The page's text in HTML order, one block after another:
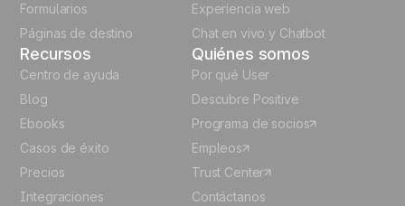
Formularios
Páginas de destino
Experiencia web
Chat en vivo y Chatbot
Recursos
Centro de ayuda
Blog
Ebooks
Casos de éxito
Precios
Integraciones
Quiénes somos
Por qué User
Descubre Positive
Programa de socios
Empleos
Trust Center
Contáctanos